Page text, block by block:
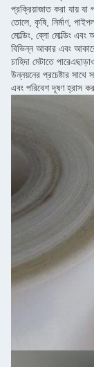
প্রক্রিয়াজাত করা যায় যা
তোলে, কৃষি, নির্মাণ,
মোল্ডিং, ব্লো মোল্ডিং এবং
বিভিন্ন আকার এবং
চাহিদা মেটাতে
উন্নয়নের প্রচেষ্টার সাথে
এবং পরিবেশ দূষণ হ্রাস